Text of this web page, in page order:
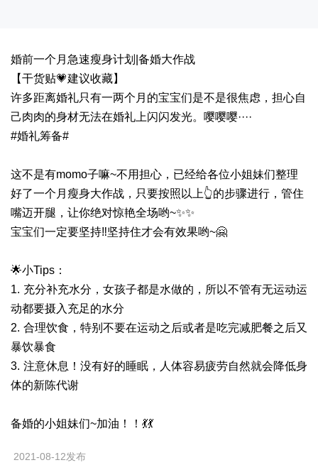
婚前一个月急速瘦身计划|备婚大作战
【干货贴💗建议收藏】
许多距离婚礼只有一两个月的宝宝们是不是很焦虑，担心自
己肉肉的身材无法在婚礼上闪闪发光。嘤嘤嘤····
#婚礼筹备#
这不是有momo子嘛~不用担心，已经给各位小姐妹们整理
好了一个月瘦身大作战，只要按照以上👆的步骤进行，管住
嘴迈开腿，让你绝对惊艳全场哟~✨✨
宝宝们一定要坚持‼️坚持住才会有效果哟~🤗
🌟小Tips：
1. 充分补充水分，女孩子都是水做的，所以不管有无运动运
动都要摄入充足的水分
2. 合理饮食，特别不要在运动之后或者是吃完减肥餐之后又
暴饮暴食
3. 注意休息！没有好的睡眠，人体容易疲劳自然就会降低身
体的新陈代谢
备婚的小姐妹们~加油！！💃💃
2021-08-12发布